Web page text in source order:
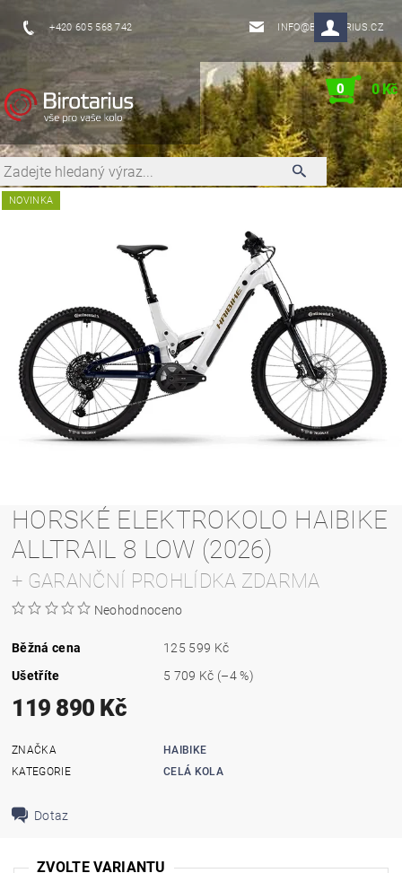
+420 605 568 742 INFO@BIROTARIUS.CZ
0 0 Kč
NOVINKA
HORSKÉ ELEKTROKOLO HAIBIKE
ALLTRAIL 8 LOW (2026)
+ GARANČNÍ PROHLÍDKA ZDARMA
Neohodnoceno
Běžná cena
125 599 Kč
Ušetříte
5 709 Kč (–4 %)
119 890 Kč
ZNAČKA
HAIBIKE
KATEGORIE
CELÁ KOLA
Dotaz
ZVOLTE VARIANTU